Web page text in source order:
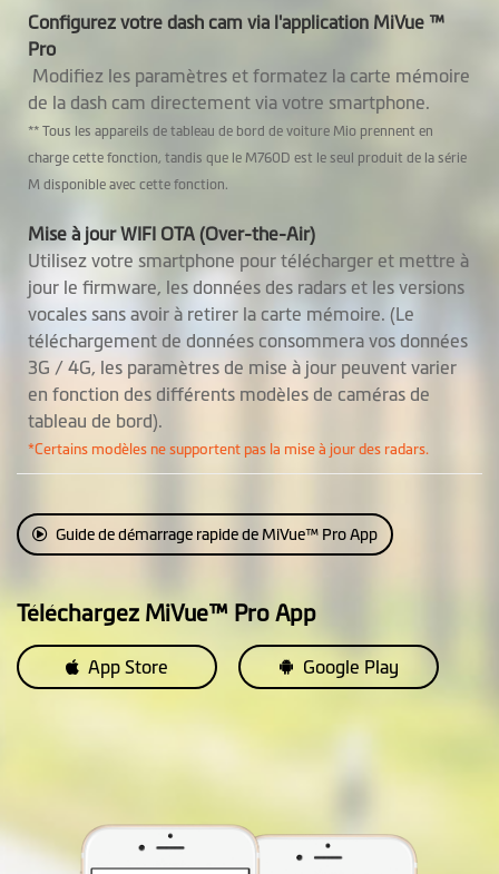
Configurez votre dash cam via l'application MiVue ™
Pro
Modifiez les paramètres et formatez la carte mémoire
de la dash cam directement via votre smartphone.
** Tous les appareils de tableau de bord de voiture Mio prennent en
charge cette fonction, tandis que le M760D est le seul produit de la série
M disponible avec cette fonction.
Mise à jour WIFI OTA (Over-the-Air)
Utilisez votre smartphone pour télécharger et mettre à
jour le firmware, les données des radars et les versions
vocales sans avoir à retirer la carte mémoire. (Le
téléchargement de données consommera vos données
3G / 4G, les paramètres de mise à jour peuvent varier
en fonction des différents modèles de caméras de
tableau de bord).
*Certains modèles ne supportent pas la mise à jour des radars.
Guide de démarrage rapide de MiVue™ Pro App
Téléchargez MiVue™ Pro App
App Store Google Play